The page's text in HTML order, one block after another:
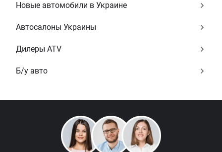
Новые автомобили в Украине
Автосалоны Украины
Дилеры ATV
Б/у авто